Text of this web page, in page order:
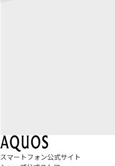
スマートフォン公式サイト